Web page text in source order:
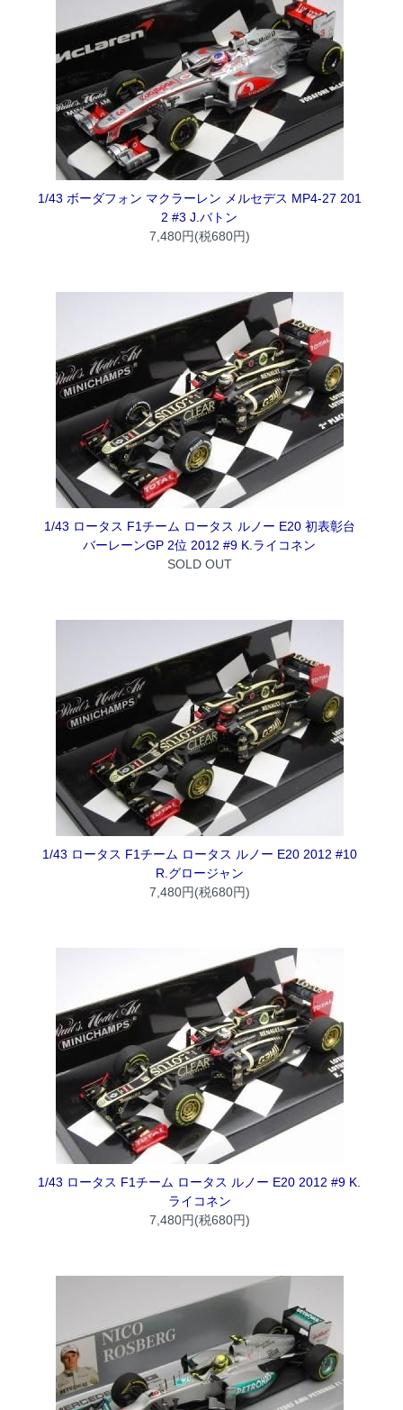
1/43 ボーダフォン マクラーレン メルセデス MP4-27 201
2 #3 J.バトン
7,480円(税680円)
1/43 ロータス F1チーム ロータス ルノー E20 初表彰台
バーレーンGP 2位 2012 #9 K.ライコネン
SOLD OUT
1/43 ロータス F1チーム ロータス ルノー E20 2012 #10
R.グロージャン
7,480円(税680円)
1/43 ロータス F1チーム ロータス ルノー E20 2012 #9 K.
ライコネン
7,480円(税680円)